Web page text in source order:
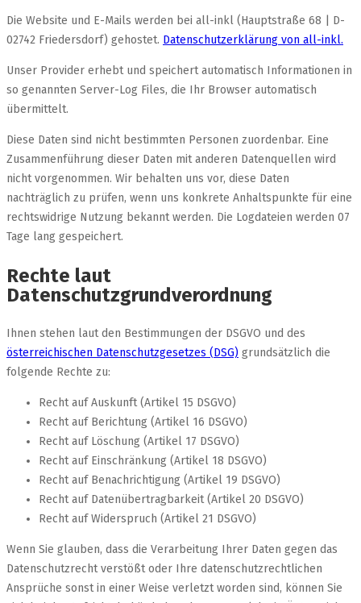
Die Website und E-Mails werden bei all-inkl (Hauptstraße 68 | D-
02742 Friedersdorf) gehostet. Datenschutzerklärung von all-inkl.
Unser Provider erhebt und speichert automatisch Informationen in
so genannten Server-Log Files, die Ihr Browser automatisch
übermittelt.
Diese Daten sind nicht bestimmten Personen zuordenbar. Eine
Zusammenführung dieser Daten mit anderen Datenquellen wird
nicht vorgenommen. Wir behalten uns vor, diese Daten
nachträglich zu prüfen, wenn uns konkrete Anhaltspunkte für eine
rechtswidrige Nutzung bekannt werden. Die Logdateien werden 07
Tage lang gespeichert.
Rechte laut
Datenschutzgrundverordnung
Ihnen stehen laut den Bestimmungen der DSGVO und des
österreichischen Datenschutzgesetzes (DSG) grundsätzlich die
folgende Rechte zu:
Recht auf Auskunft (Artikel 15 DSGVO)
Recht auf Berichtung (Artikel 16 DSGVO)
Recht auf Löschung (Artikel 17 DSGVO)
Recht auf Einschränkung (Artikel 18 DSGVO)
Recht auf Benachrichtigung (Artikel 19 DSGVO)
Recht auf Datenübertragbarkeit (Artikel 20 DSGVO)
Recht auf Widerspruch (Artikel 21 DSGVO)
Wenn Sie glauben, dass die Verarbeitung Ihrer Daten gegen das
Datenschutzrecht verstößt oder Ihre datenschutzrechtlichen
Ansprüche sonst in einer Weise verletzt worden sind, können Sie